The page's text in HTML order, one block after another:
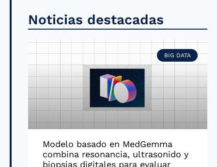
Noticias destacadas
BIG DATA
Modelo basado en MedGemma
combina resonancia, ultrasonido y
biopsias digitales para evaluar